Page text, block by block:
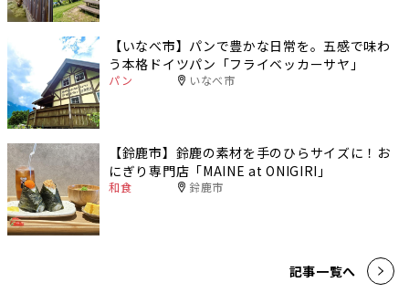
【いなべ市】パンで豊かな日常を。五感で味わ
う本格ドイツパン「フライベッカーサヤ」
パン いなべ市
【鈴鹿市】鈴鹿の素材を手のひらサイズに！お
にぎり専門店「MAINE at ONIGIRI」
和食 鈴鹿市
記事一覧へ